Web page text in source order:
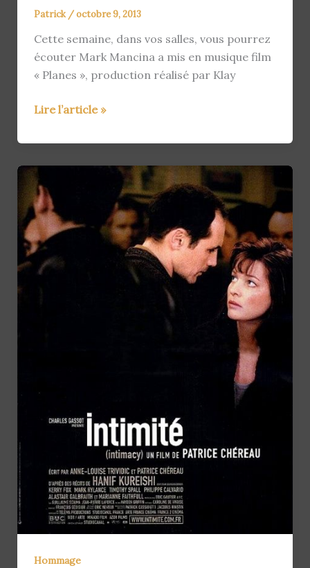
Patrick /octobre 9, 2013
Cette semaine, dans vos salles, vous pourrez
écouter Mark Mancina a mis en musique film
« Planes », production réalisé par Klay
L’actu
09/10/2013
Lire l’article »
Hommage